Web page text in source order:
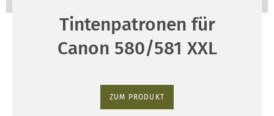
Tintenpatronen für
Canon 580/581 XXL
ZUM PRODUKT